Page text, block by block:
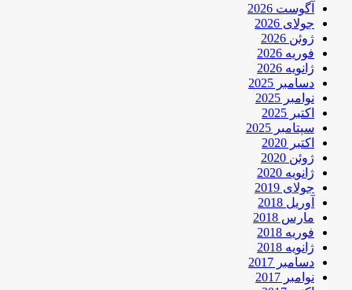
آگوست 2026
جولای 2026
ژوئن 2026
فوریه 2026
ژانویه 2026
دسامبر 2025
نوامبر 2025
اکتبر 2025
سپتامبر 2025
اکتبر 2020
ژوئن 2020
ژانویه 2020
جولای 2019
آوریل 2018
مارس 2018
فوریه 2018
ژانویه 2018
دسامبر 2017
نوامبر 2017